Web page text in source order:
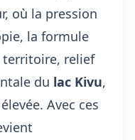
où la pression
la formule
relief
du lac Kivu,
Avec ces